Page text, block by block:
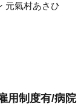
元氣村あさひ
用制度有/病院